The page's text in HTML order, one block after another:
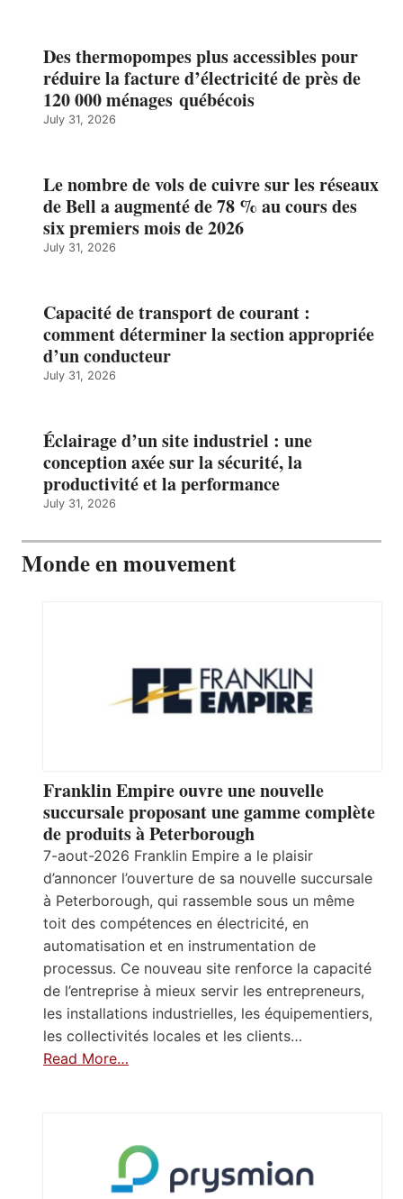
Des thermopompes plus accessibles pour
réduire la facture d’électricité de près de
120 000 ménages québécois
July 31, 2026
Le nombre de vols de cuivre sur les réseaux
de Bell a augmenté de 78 % au cours des
six premiers mois de 2026
July 31, 2026
Capacité de transport de courant :
comment déterminer la section appropriée
d’un conducteur
July 31, 2026
Éclairage d’un site industriel : une
conception axée sur la sécurité, la
productivité et la performance
July 31, 2026
Monde en mouvement
Franklin Empire ouvre une nouvelle
succursale proposant une gamme complète
de produits à Peterborough
7-aout-2026 Franklin Empire a le plaisir
d’annoncer l’ouverture de sa nouvelle succursale
à Peterborough, qui rassemble sous un même
toit des compétences en électricité, en
automatisation et en instrumentation de
processus. Ce nouveau site renforce la capacité
de l’entreprise à mieux servir les entrepreneurs,
les installations industrielles, les équipementiers,
les collectivités locales et les clients…
Read More…